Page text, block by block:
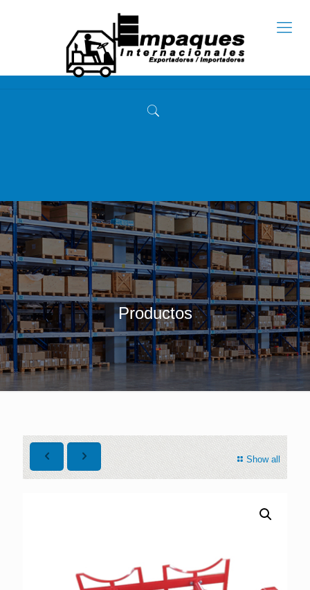
Productos
Show all